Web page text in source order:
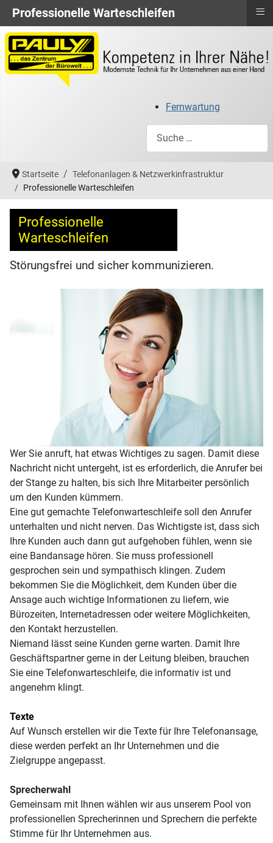
Fernwartung
Startseite
Telefonanlagen & Netzwerkinfrastruktur
Professionelle Warteschleifen
Professionelle
Warteschleifen
Störungsfrei und sicher kommunizieren.
Wer Sie anruft, hat etwas Wichtiges zu sagen. Damit diese
Nachricht nicht untergeht, ist es erforderlich, die Anrufer bei
der Stange zu halten, bis sich Ihre Mitarbeiter persönlich
um den Kunden kümmern.
Eine gut gemachte Telefonwarteschleife soll den Anrufer
unterhalten und nicht nerven. Das Wichtigste ist, dass sich
Ihre Kunden auch dann gut aufgehoben fühlen, wenn sie
eine Bandansage hören. Sie muss professionell
gesprochen sein und sympathisch klingen. Zudem
bekommen Sie die Möglichkeit, dem Kunden über die
Ansage auch wichtige Informationen zu liefern, wie
Bürozeiten, Internetadressen oder weitere Möglichkeiten,
den Kontakt herzustellen.
Niemand lässt seine Kunden gerne warten. Damit Ihre
Geschäftspartner gerne in der Leitung bleiben, brauchen
Sie eine Telefonwarteschleife, die informativ ist und
angenehm klingt.
Texte
Auf Wunsch erstellen wir die Texte für Ihre Telefonansage,
diese werden perfekt an Ihr Unternehmen und die
Zielgruppe angepasst.
Sprecherwahl
Gemeinsam mit Ihnen wählen wir aus unserem Pool von
professionellen Sprecherinnen und Sprechern die perfekte
Stimme für Ihr Unternehmen aus.
Professionelle Warteschleifen ≡